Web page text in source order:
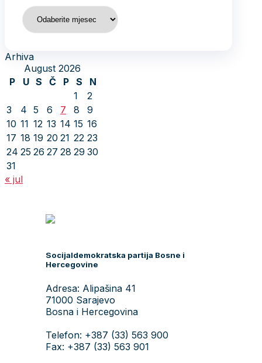
Arhiva
Arhiva
August 2026
P
U S Č P S
N
1
2
3
4 5 6 7 8
9
10 11 12 13 14 15 16
17 18 19 20 21 22 23
24 25 26 27 28 29 30
31
« jul
Socijaldemokratska partija Bosne i
Hercegovine
Adresa: Alipašina 41
71000 Sarajevo
Bosna i Hercegovina
Telefon: +387 (33) 563 900
Fax: +387 (33) 563 901